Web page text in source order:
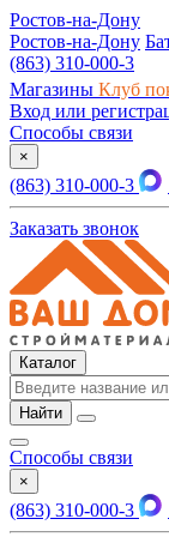
Ростов-на-Дону
Ростов-на-Дону
(863) 310-000-3
Магазины Клуб
Вход или
Способы связи
×
(863) 310-000-3
Заказать звонок
Каталог
Найти
Способы связи
×
(863) 310-000-3